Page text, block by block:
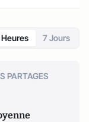
7 Jours
PARTAGES